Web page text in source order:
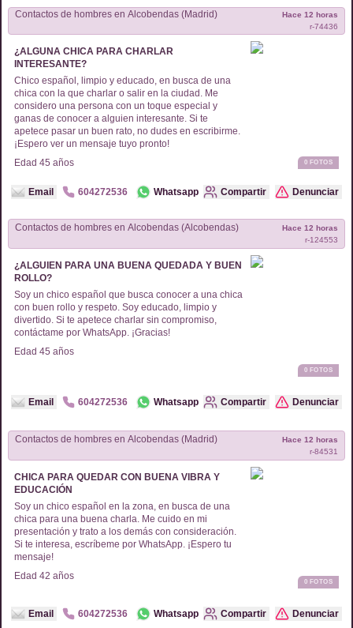
Contactos de hombres en Alcobendas (Madrid)
r-74436
Hace 12 horas
¿ALGUNA CHICA PARA CHARLAR
INTERESANTE?
Chico español, limpio y educado, en busca de una
chica con la que charlar o salir en la ciudad. Me
considero una persona con un toque especial y
ganas de conocer a alguien interesante. Si te
apetece pasar un buen rato, no dudes en escribirme.
¡Espero ver un mensaje tuyo pronto!
Edad 45 años 0 FOTOS
Email 604272536 Whatsapp Compartir Denunciar
Contactos de hombres en Alcobendas (Alcobendas)
r-124553
Hace 12 horas
¿ALGUIEN PARA UNA BUENA QUEDADA Y BUEN
ROLLO?
Soy un chico español que busca conocer a una chica
con buen rollo y respeto. Soy educado, limpio y
divertido. Si te apetece charlar sin compromiso,
contáctame por WhatsApp. ¡Gracias!
Edad 45 años
0 FOTOS
Email 604272536 Whatsapp Compartir Denunciar
Contactos de hombres en Alcobendas (Madrid)
r-84531
Hace 12 horas
CHICA PARA QUEDAR CON BUENA VIBRA Y
EDUCACIÓN
Soy un chico español en la zona, en busca de una
chica para una buena charla. Me cuido en mi
presentación y trato a los demás con consideración.
Si te interesa, escríbeme por WhatsApp. ¡Espero tu
mensaje!
Edad 42 años
0 FOTOS
Email 604272536 Whatsapp Compartir Denunciar